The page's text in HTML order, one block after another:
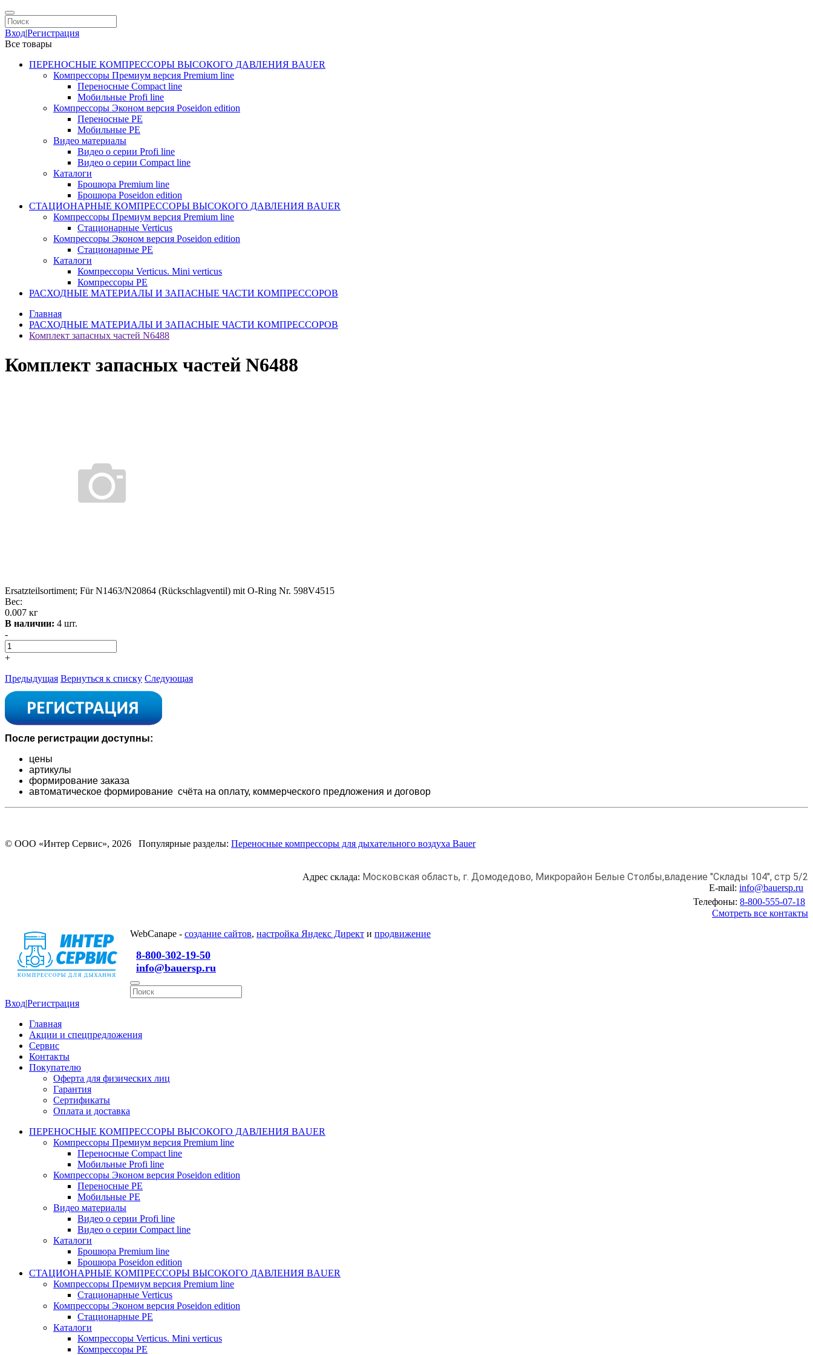
Вход|Регистрация
Все товары
ПЕРЕНОСНЫЕ КОМПРЕССОРЫ ВЫСОКОГО ДАВЛЕНИЯ BAUER
Компрессоры Премиум версия Premium line
Переносные Compact line
Мобильные Profi line
Компрессоры Эконом версия Poseidon edition
Переносные PE
Мобильные PE
Видео материалы
Видео о серии Profi line
Видео о серии Compact line
Каталоги
Брошюра Premium line
Брошюра Poseidon edition
СТАЦИОНАРНЫЕ КОМПРЕССОРЫ ВЫСОКОГО ДАВЛЕНИЯ BAUER
Компрессоры Премиум версия Premium line
Стационарные Verticus
Компрессоры Эконом версия Poseidon edition
Стационарные PE
Каталоги
Компрессоры Verticus. Mini verticus
Компрессоры PE
РАСХОДНЫЕ МАТЕРИАЛЫ И ЗАПАСНЫЕ ЧАСТИ КОМПРЕССОРОВ
Главная
РАСХОДНЫЕ МАТЕРИАЛЫ И ЗАПАСНЫЕ ЧАСТИ КОМПРЕССОРОВ
Комплект запасных частей N6488
Комплект запасных частей N6488
Ersatzteilsortiment; Für N1463/N20864 (Rückschlagventil) mit O-Ring Nr. 598V4515
Вес:
0.007 кг
В наличии: 4 шт.
-
+
Предыдущая Вернуться к списку Следующая
После регистрации доступны:
цены
артикулы
формирование заказа
автоматическое формирование счёта на оплату, коммерческого предложения и договор
© ООО «Интер Сервис», 2026 Популярные разделы: Переносные компрессоры для дыхательного воздуха Bauer
Адрес склада: Московская область, г. Домодедово, Микрорайон Белые Столбы,владение "Склады 104", стр 5/2
E-mail: info@bauersp.ru
Телефоны: 8-800-555-07-18
Смотреть все контакты
WebCanape - создание сайтов, настройка Яндекс Директ и продвижение
8-800-302-19-50
info@bauersp.ru
Вход|Регистрация
Главная
Акции и спецпредложения
Сервис
Контакты
Покупателю
Оферта для физических лиц
Гарантия
Сертификаты
Оплата и доставка
ПЕРЕНОСНЫЕ КОМПРЕССОРЫ ВЫСОКОГО ДАВЛЕНИЯ BAUER
Компрессоры Премиум версия Premium line
Переносные Compact line
Мобильные Profi line
Компрессоры Эконом версия Poseidon edition
Переносные PE
Мобильные PE
Видео материалы
Видео о серии Profi line
Видео о серии Compact line
Каталоги
Брошюра Premium line
Брошюра Poseidon edition
СТАЦИОНАРНЫЕ КОМПРЕССОРЫ ВЫСОКОГО ДАВЛЕНИЯ BAUER
Компрессоры Премиум версия Premium line
Стационарные Verticus
Компрессоры Эконом версия Poseidon edition
Стационарные PE
Каталоги
Компрессоры Verticus. Mini verticus
Компрессоры PE